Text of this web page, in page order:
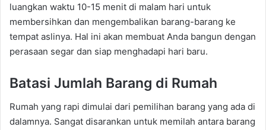
luangkan waktu 10-15 menit di malam hari untuk
membersihkan dan mengembalikan barang-barang ke
tempat aslinya. Hal ini akan membuat Anda bangun dengan
perasaan segar dan siap menghadapi hari baru.
Batasi Jumlah Barang di Rumah
Rumah yang rapi dimulai dari pemilihan barang yang ada di
dalamnya. Sangat disarankan untuk memilah antara barang